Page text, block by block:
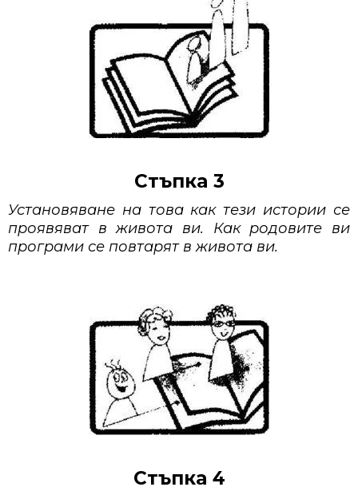
Стъпка 3
Установяване на това как тези истории се
проявяват в живота ви. Как родовите ви
програми се повтарят в живота ви.
Стъпка 4